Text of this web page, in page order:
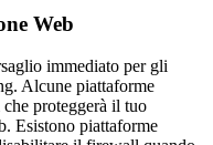
Web
immediato per gli
Alcune piattaforme
proteggerà il tuo
Esistono piattaforme